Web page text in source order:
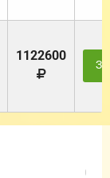
1122600